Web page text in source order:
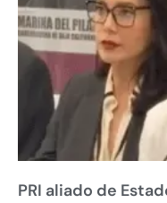
PRI aliado de